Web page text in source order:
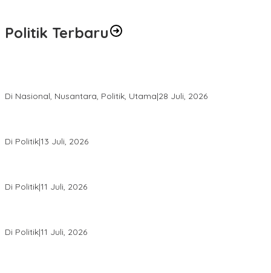
Politik Terbaru
Di Nasional, Nusantara, Politik, Utama|28 Juli, 2026
Di Politik|13 Juli, 2026
Di Politik|11 Juli, 2026
Di Politik|11 Juli, 2026